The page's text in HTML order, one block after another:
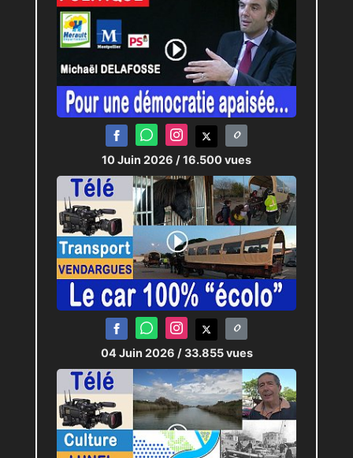
10 Juin 2026 / 16.500 vues
04 Juin 2026 / 33.855 vues